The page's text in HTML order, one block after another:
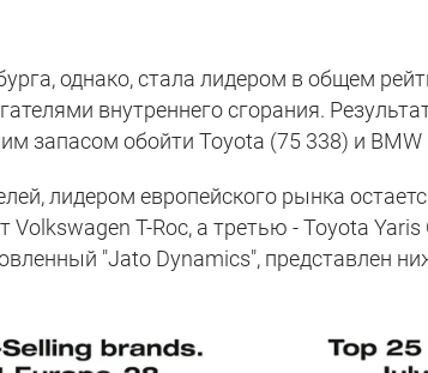
однако, стала лидером в общем
внутреннего сгорания.
запасом обойти Toyota (75 338) и BMW
лидером европейского рынка
Volkswagen T-Roc, а третью - Toyota
"Jato Dynamics", представлен